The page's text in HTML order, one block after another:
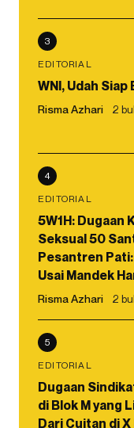
3
EDITORIAL
WNI, Udah Siap
Risma Azhari 2
4
EDITORIAL
5W1H: Dugaan
Seksual 50
Pesantren
Usai Mandek
Risma Azhari 2
5
EDITORIAL
Dugaan
di Blok M yang
Dari Cuitan di